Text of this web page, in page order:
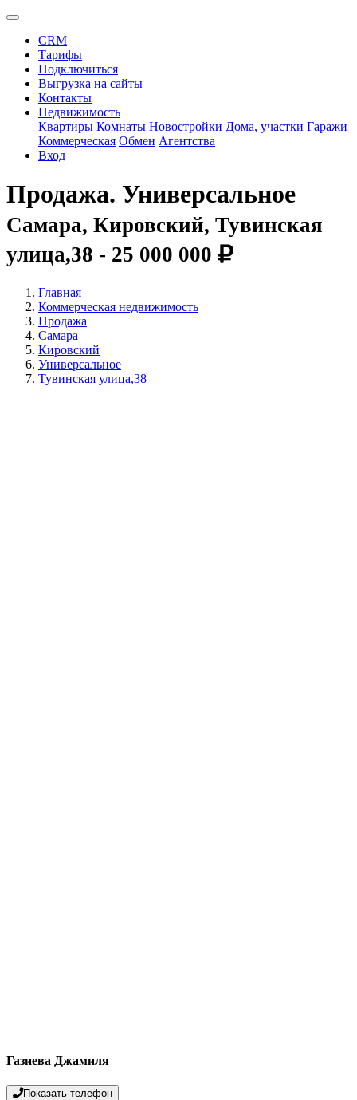
CRM
Тарифы
Подключиться
Выгрузка на сайты
Контакты
Недвижимость
Квартиры Комнаты Новостройки Дома, участки Гаражи
Коммерческая Обмен Агентства
Вход
Продажа. Универсальное
Самара, Кировский, Тувинская
улица,38 - 25 000 000
Главная
Коммерческая недвижимость
Продажа
Самара
Кировский
Универсальное
Тувинская улица,38
Газиева Джамиля
Показать телефон